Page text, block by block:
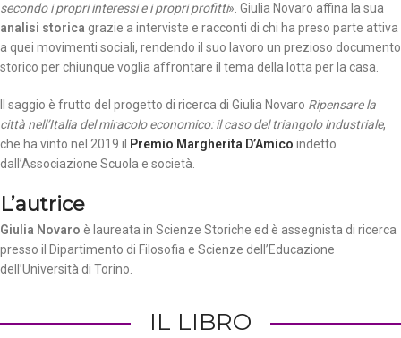
secondo i propri interessi e i propri profitti». Giulia Novaro affina la sua
analisi storica grazie a interviste e racconti di chi ha preso parte attiva
a quei movimenti sociali, rendendo il suo lavoro un prezioso documento
storico per chiunque voglia affrontare il tema della lotta per la casa.
Il saggio è frutto del progetto di ricerca di Giulia Novaro Ripensare la
città nell’Italia del miracolo economico: il caso del triangolo industriale,
che ha vinto nel 2019 il Premio Margherita D’Amico indetto
dall’Associazione Scuola e società.
L’autrice
Giulia Novaro è laureata in Scienze Storiche ed è assegnista di ricerca
presso il Dipartimento di Filosofia e Scienze dell’Educazione
dell’Università di Torino.
IL LIBRO